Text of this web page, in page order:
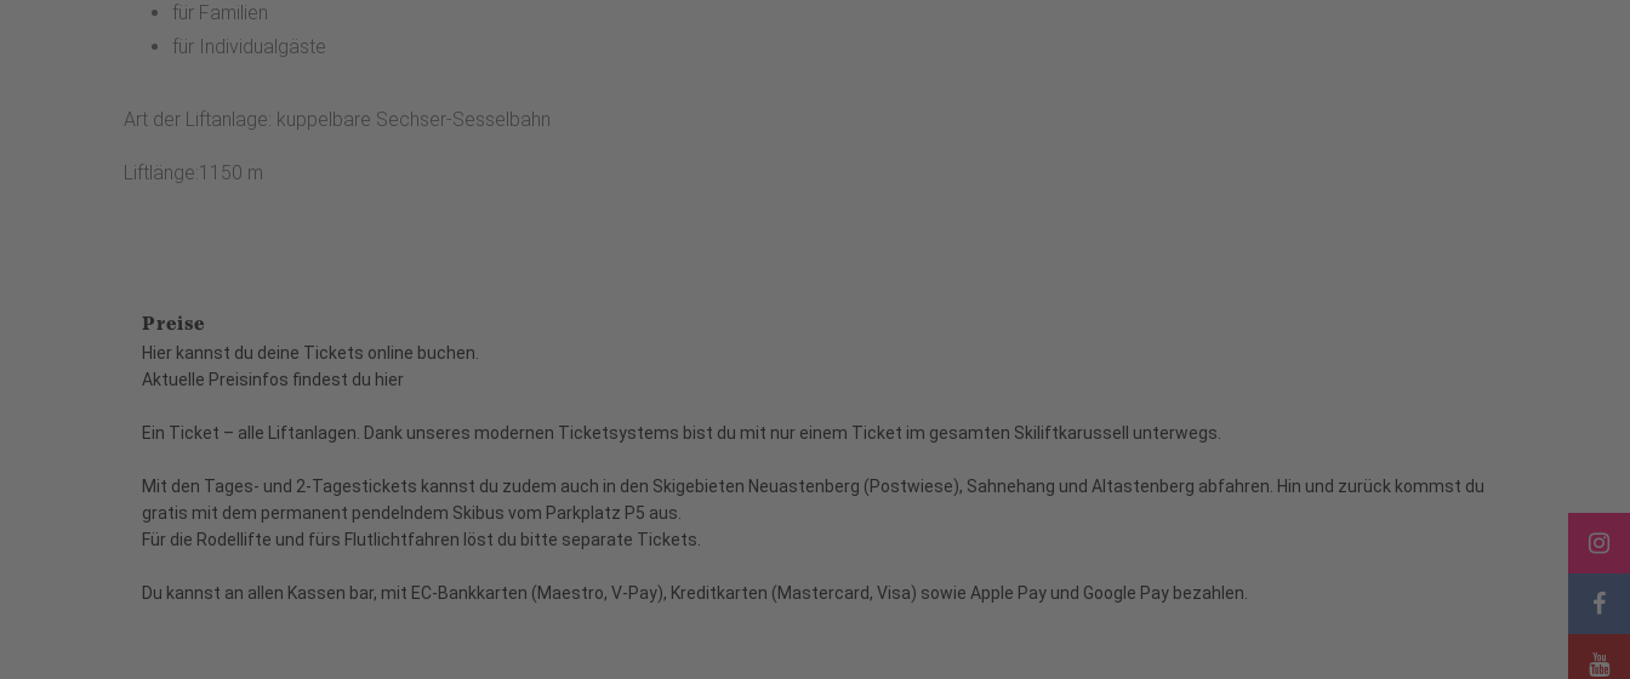
für Familien
für Individualgäste
Art der Liftanlage: kuppelbare Sechser-Sesselbahn
Liftlänge:1150 m
Preise
Hier kannst du deine Tickets online buchen.
Aktuelle Preisinfos findest du hier
Ein Ticket – alle Liftanlagen. Dank unseres modernen Ticketsystems bist du mit nur einem Ticket im gesamten Skiliftkarussell unterwegs.
Mit den Tages- und 2-Tagestickets kannst du zudem auch in den Skigebieten Neuastenberg (Postwiese), Sahnehang und Altastenberg abfahren. Hin und zurück kommst du
gratis mit dem permanent pendelndem Skibus vom Parkplatz P5 aus.
Für die Rodellifte und fürs Flutlichtfahren löst du bitte separate Tickets.
Du kannst an allen Kassen bar, mit EC-Bankkarten (Maestro, V-Pay), Kreditkarten (Mastercard, Visa) sowie Apple Pay und Google Pay bezahlen.